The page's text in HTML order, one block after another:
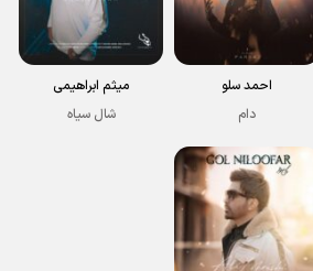
احمد سلو
دام
میثم ابراهیمی
شال سیاه